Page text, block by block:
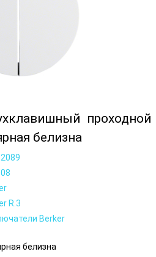
проходной
белизна
R.3
Berker
белизна